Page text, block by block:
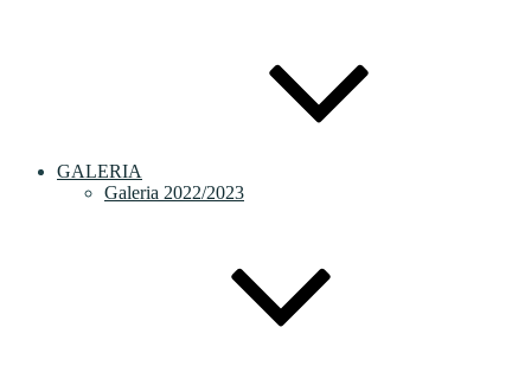
GALERIA
Galeria 2022/2023